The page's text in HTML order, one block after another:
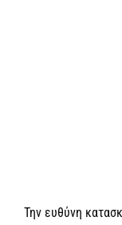
Την ευθύνη